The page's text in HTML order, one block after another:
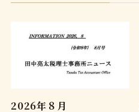
2026年８月